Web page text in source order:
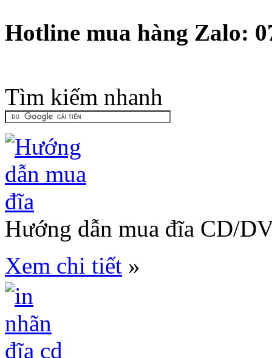
Hotline mua hàng Zalo:
Tìm kiếm nhanh
Hướng dẫn mua đĩa CD/
Xem chi tiết »